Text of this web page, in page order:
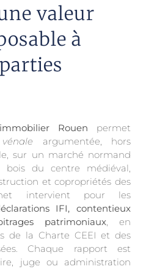
valeur
à
Rouen permet
argumentée, hors
sur un marché normand
du centre médiéval,
et copropriétés des
intervient pour les
IFI, contentieux
patrimoniaux, en
de la Charte CEEI et des
Chaque rapport est
juge ou administration